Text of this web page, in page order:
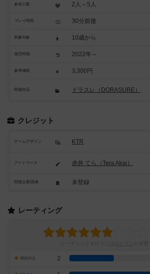
参加人数 2人～5人
プレイ時間 30分前後
対象年齢 10歳から
発売時期 2022年～
参考価格 3,300円
関連作品 ドラスレ（DORASURE）
クレジット
ゲームデザイン KTR
アートワーク 赤井 てら（Tera Akai）
関連企業/団体 未登録
レーティング
10点の人 2